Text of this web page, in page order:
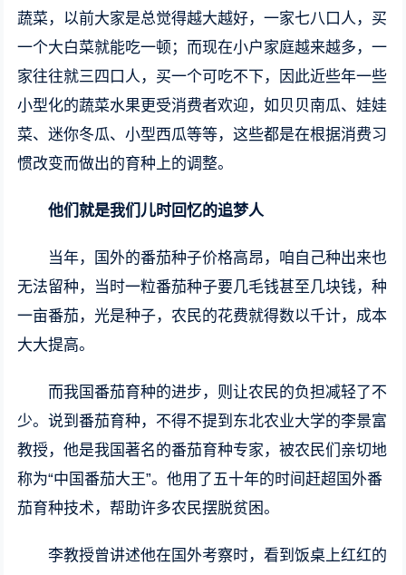
蔬菜，以前大家是总觉得越大越好，一家七八口人，买
一个大白菜就能吃一顿；而现在小户家庭越来越多，一
家往往就三四口人，买一个可吃不下，因此近些年一些
小型化的蔬菜水果更受消费者欢迎，如贝贝南瓜、娃娃
菜、迷你冬瓜、小型西瓜等等，这些都是在根据消费习
惯改变而做出的育种上的调整。
他们就是我们儿时回忆的追梦人
当年，国外的番茄种子价格高昂，咱自己种出来也
无法留种，当时一粒番茄种子要几毛钱甚至几块钱，种
一亩番茄，光是种子，农民的花费就得数以千计，成本
大大提高。
而我国番茄育种的进步，则让农民的负担减轻了不
少。说到番茄育种，不得不提到东北农业大学的李景富
教授，他是我国著名的番茄育种专家，被农民们亲切地
称为“中国番茄大王”。他用了五十年的时间赶超国外番
茄育种技术，帮助许多农民摆脱贫困。
李教授曾讲述他在国外考察时，看到饭桌上红红的